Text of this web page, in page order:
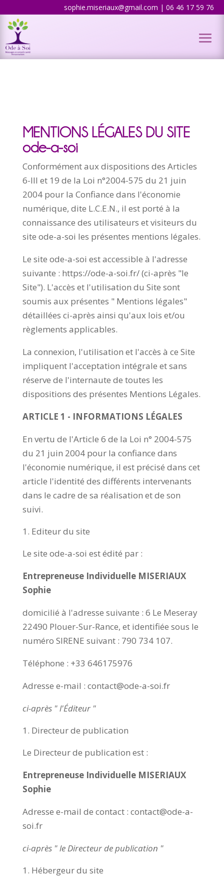
sophie.miseriaux@gmail.com | 06 46 17 59 76
MENTIONS LÉGALES DU SITE
ode-a-soi
Conformément aux dispositions des Articles
6-III et 19 de la Loi n°2004-575 du 21 juin
2004 pour la Confiance dans l'économie
numérique, dite L.C.E.N., il est porté à la
connaissance des utilisateurs et visiteurs du
site ode-a-soi les présentes mentions légales.
Le site ode-a-soi est accessible à l'adresse
suivante : https://ode-a-soi.fr/ (ci-après "le
Site"). L'accès et l'utilisation du Site sont
soumis aux présentes " Mentions légales"
détaillées ci-après ainsi qu'aux lois et/ou
règlements applicables.
La connexion, l'utilisation et l'accès à ce Site
impliquent l'acceptation intégrale et sans
réserve de l'internaute de toutes les
dispositions des présentes Mentions Légales.
ARTICLE 1 - INFORMATIONS LÉGALES
En vertu de l'Article 6 de la Loi n° 2004-575
du 21 juin 2004 pour la confiance dans
l'économie numérique, il est précisé dans cet
article l'identité des différents intervenants
dans le cadre de sa réalisation et de son
suivi.
Editeur du site
Le site ode-a-soi est édité par :
Entrepreneuse Individuelle MISERIAUX
Sophie
domicilié à l'adresse suivante : 6 Le Meseray
22490 Plouer-Sur-Rance, et identifiée sous le
numéro SIRENE suivant : 790 734 107.
Téléphone : +33 646175976
Adresse e-mail : contact@ode-a-soi.fr
ci-après " l'Éditeur "
Directeur de publication
Le Directeur de publication est :
Entrepreneuse Individuelle MISERIAUX
Sophie
Adresse e-mail de contact : contact@ode-a-
soi.fr
ci-après " le Directeur de publication "
Hébergeur du site